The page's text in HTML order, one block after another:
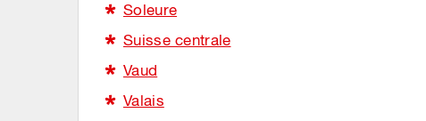
Soleure
Suisse centrale
Vaud
Valais